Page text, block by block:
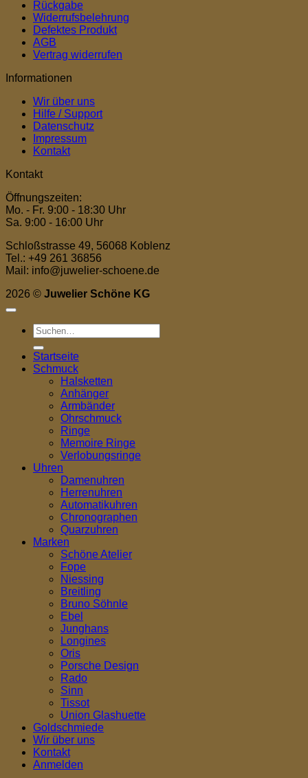
Rückgabe
Widerrufsbelehrung
Defektes Produkt
AGB
Vertrag widerrufen
Informationen
Wir über uns
Hilfe / Support
Datenschutz
Impressum
Kontakt
Kontakt
Öffnungszeiten:
Mo. - Fr. 9:00 - 18:30 Uhr
Sa. 9:00 - 16:00 Uhr
Schloßstrasse 49, 56068 Koblenz
Tel.: +49 261 36856
Mail: info@juwelier-schoene.de
2026 © Juwelier Schöne KG
Suchen
nach:
Startseite
Schmuck
Halsketten
Anhänger
Armbänder
Ohrschmuck
Ringe
Memoire Ringe
Verlobungsringe
Uhren
Damenuhren
Herrenuhren
Automatikuhren
Chronographen
Quarzuhren
Marken
Schöne Atelier
Fope
Niessing
Breitling
Bruno Söhnle
Ebel
Junghans
Longines
Oris
Porsche Design
Rado
Sinn
Tissot
Union Glashuette
Goldschmiede
Wir über uns
Kontakt
Anmelden